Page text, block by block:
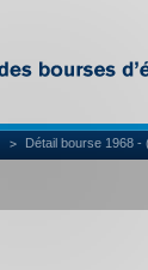
Détail bourse 1968 -